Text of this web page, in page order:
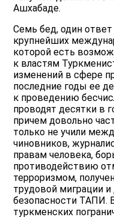
Ашхабаде.
Семь бед, один
крупнейших
которой есть
к властям
изменений в сфере
последние годы ее
к проведению
проводят десятки в
причем довольно
только не учили
чиновников,
правам человека,
противодействию
терроризмом,
трудовой миграции
безопасности ТАПИ.
туркменских